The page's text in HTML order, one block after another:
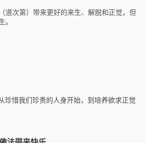
道次第）带来更好的来生、解脱和正觉，但
。
珍惜我们珍贵的人身开始，到培养欲求正觉